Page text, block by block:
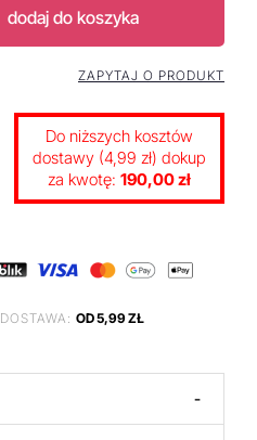
dodaj do koszyka
ZAPYTAJ O PRODUKT
Do niższych kosztów
dostawy (4,99 zł) dokup
za kwotę: 190,00 zł
DOSTAWA: OD 5,99 ZŁ
-